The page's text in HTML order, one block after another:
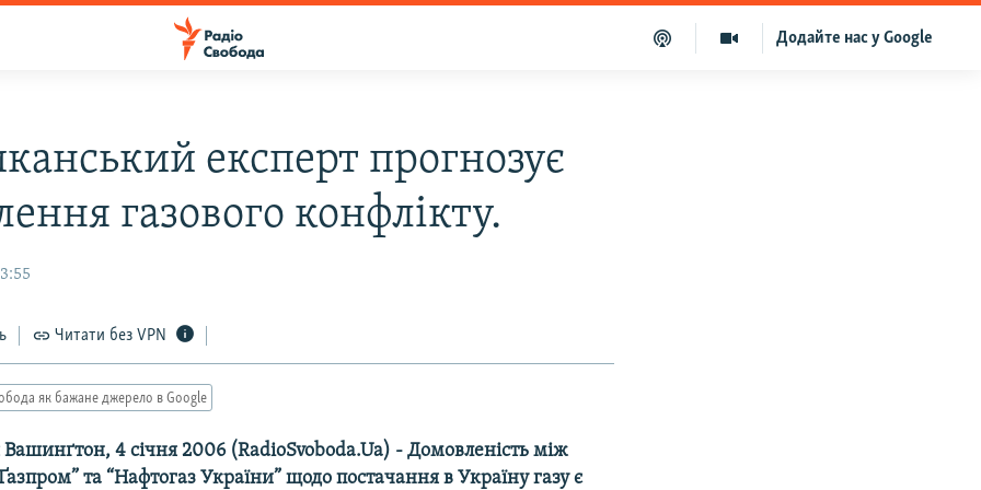
Додайте нас у Google
експерт прогнозує
газового конфлікту.
Читати без VPN
як бажане джерело в Google
Вашинґтон, 4 січня 2006 (RadioSvoboda.Ua) - Домовленість між
та “Нафтогаз України” щодо постачання в Україну газу є